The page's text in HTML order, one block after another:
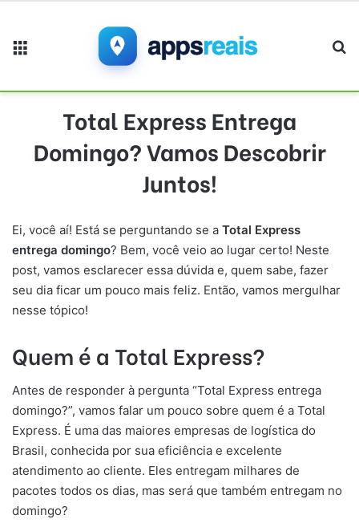
Total Express Entrega
Domingo? Vamos Descobrir
Juntos!
Ei, você aí! Está se perguntando se a Total Express
entrega domingo? Bem, você veio ao lugar certo! Neste
post, vamos esclarecer essa dúvida e, quem sabe, fazer
seu dia ficar um pouco mais feliz. Então, vamos mergulhar
nesse tópico!
Quem é a Total Express?
Antes de responder à pergunta “Total Express entrega
domingo?”, vamos falar um pouco sobre quem é a Total
Express. É uma das maiores empresas de logística do
Brasil, conhecida por sua eficiência e excelente
atendimento ao cliente. Eles entregam milhares de
pacotes todos os dias, mas será que também entregam no
domingo?